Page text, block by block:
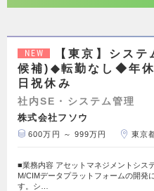
NEW
【東京】シス
候補)◆転勤なし◆年
日祝休み
社内SE・システム管理
株式会社フソウ
600万円 ～ 999万円 東京
■業務内容 アセットマネジメントシス
M/CIMデータプラットフォームの開発
す。シ…